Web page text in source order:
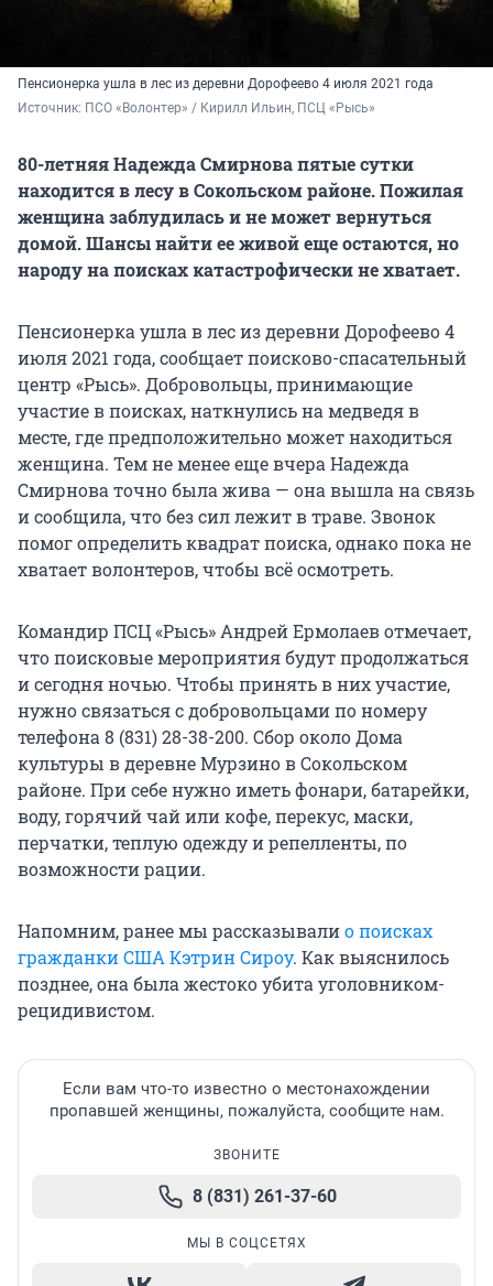
Пенсионерка ушла в лес из деревни Дорофеево 4 июля 2021 года
Источник: ПСО «Волонтер» / Кирилл Ильин, ПСЦ «Рысь»
80-летняя Надежда Смирнова пятые сутки
находится в лесу в Сокольском районе. Пожилая
женщина заблудилась и не может вернуться
домой. Шансы найти ее живой еще остаются, но
народу на поисках катастрофически не хватает.
Пенсионерка ушла в лес из деревни Дорофеево 4
июля 2021 года, сообщает поисково-спасательный
центр «Рысь». Добровольцы, принимающие
участие в поисках, наткнулись на медведя в
месте, где предположительно может находиться
женщина. Тем не менее еще вчера Надежда
Смирнова точно была жива — она вышла на связь
и сообщила, что без сил лежит в траве. Звонок
помог определить квадрат поиска, однако пока не
хватает волонтеров, чтобы всё осмотреть.
Командир ПСЦ «Рысь» Андрей Ермолаев отмечает,
что поисковые мероприятия будут продолжаться
и сегодня ночью. Чтобы принять в них участие,
нужно связаться с добровольцами по номеру
телефона 8 (831) 28-38-200. Сбор около Дома
культуры в деревне Мурзино в Сокольском
районе. При себе нужно иметь фонари, батарейки,
воду, горячий чай или кофе, перекус, маски,
перчатки, теплую одежду и репелленты, по
возможности рации.
Напомним, ранее мы рассказывалио поисках
гражданки США Кэтрин Сироу. Как выяснилось
позднее, она была жестоко убита уголовником-
рецидивистом.
Если вам что-то известно о местонахождении
пропавшей женщины, пожалуйста, сообщите нам.
ЗВОНИТЕ
8 (831) 261-37-60
МЫ В СОЦСЕТЯХ